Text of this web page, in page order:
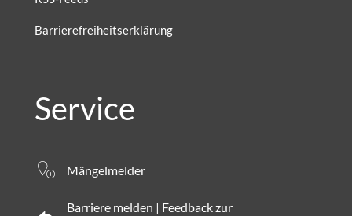
Barrierefreiheitserklärung
Service
Mängelmelder
Barriere melden | Feedback zur